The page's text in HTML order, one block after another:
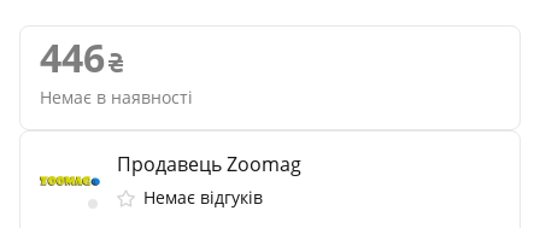
446
Немає в наявності
Продавець Zoomag
Немає відгуків